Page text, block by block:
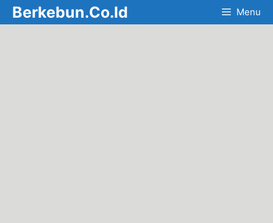
Skip
to
Berkebun.Co.Id Menu